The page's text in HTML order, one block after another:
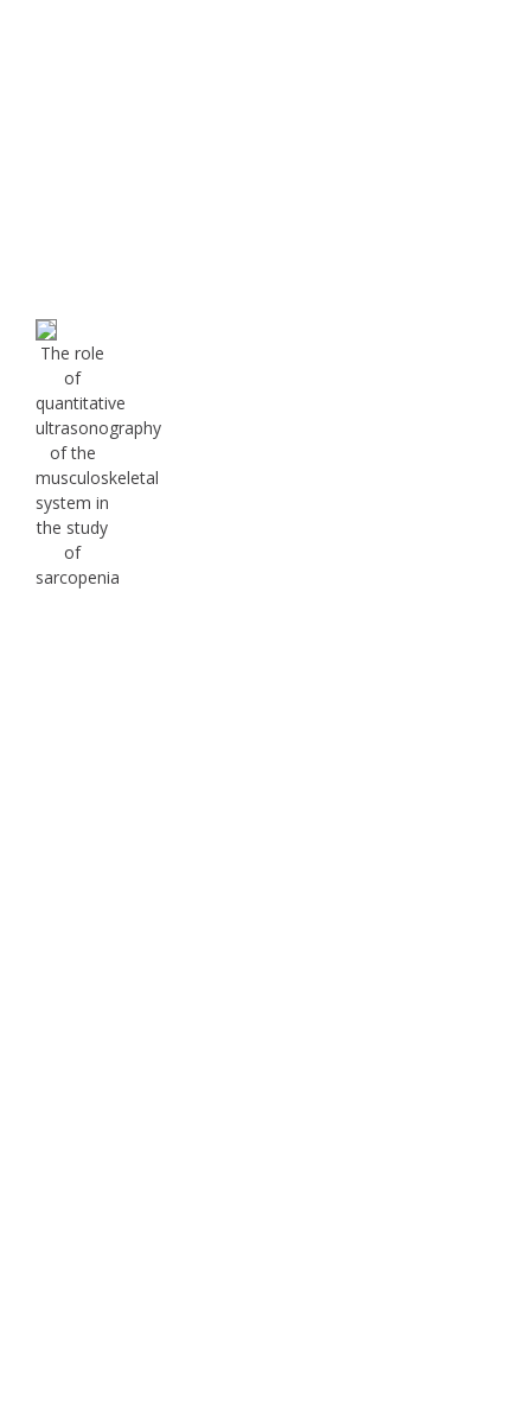
The role
of
quantitative
ultrasonography
of the
musculoskeletal
system in
the study
of
sarcopenia